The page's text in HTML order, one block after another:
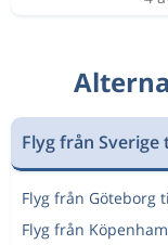
Flyg från
Flyg från Göteborg
Flyg från